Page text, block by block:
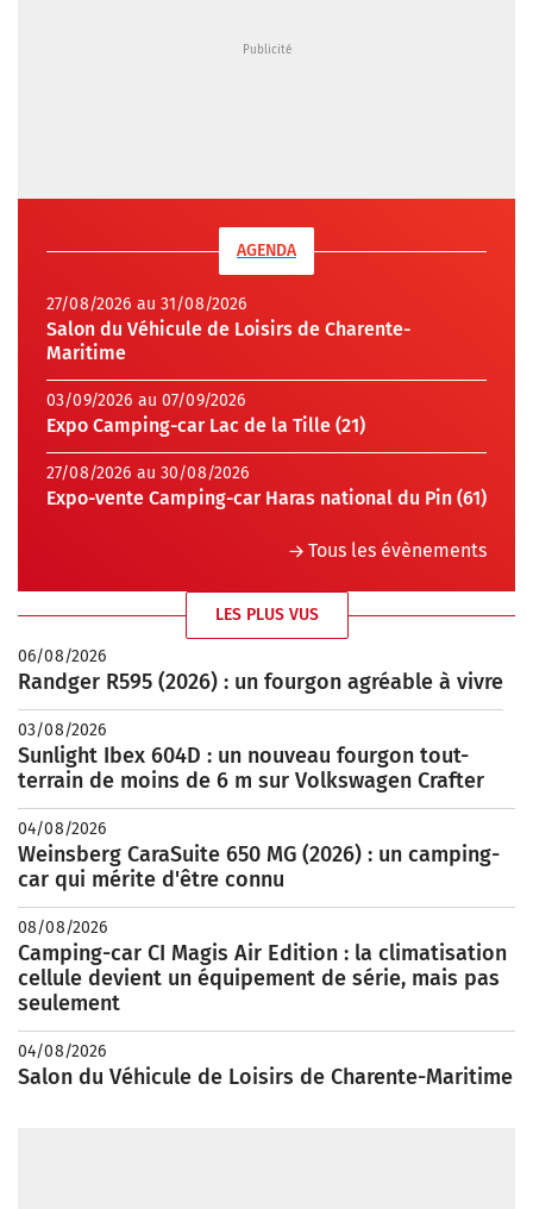
AGENDA
27/08/2026 au 31/08/2026
Salon du Véhicule de Loisirs de Charente-
Maritime
03/09/2026 au 07/09/2026
Expo Camping-car Lac de la Tille (21)
27/08/2026 au 30/08/2026
Expo-vente Camping-car Haras national du Pin (61)
Tous les évènements
LES PLUS VUS
06/08/2026
Randger R595 (2026) : un fourgon agréable à vivre
03/08/2026
Sunlight Ibex 604D : un nouveau fourgon tout-
terrain de moins de 6 m sur Volkswagen Crafter
04/08/2026
Weinsberg CaraSuite 650 MG (2026) : un camping-
car qui mérite d'être connu
08/08/2026
Camping-car CI Magis Air Edition : la climatisation
cellule devient un équipement de série, mais pas
seulement
04/08/2026
Salon du Véhicule de Loisirs de Charente-Maritime